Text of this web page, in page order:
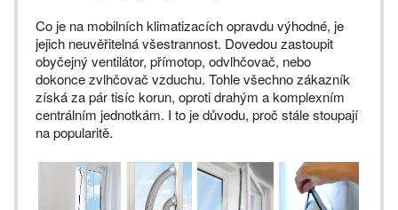
Co je na mobilních klimatizacích opravdu výhodné, je
jejich neuvěřitelná všestrannost. Dovedou zastoupit
obyčejný ventilátor, přímotop, odvlhčovač, nebo
dokonce zvlhčovač vzduchu. Tohle všechno zákazník
získá za pár tisíc korun, oproti drahým a komplexním
centrálním jednotkám. I to je důvodu, proč stále stoupají
na popularitě.